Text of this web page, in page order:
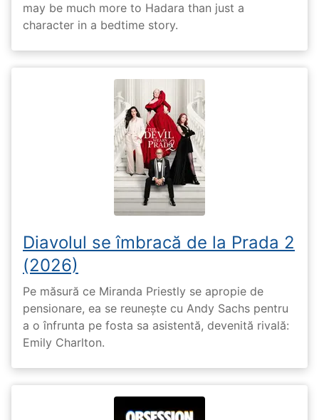
may be much more to Hadara than just a
character in a bedtime story.
Diavolul se îmbracă de la Prada 2
(2026)
Pe măsură ce Miranda Priestly se apropie de
pensionare, ea se reunește cu Andy Sachs pentru
a o înfrunta pe fosta sa asistentă, devenită rivală:
Emily Charlton.